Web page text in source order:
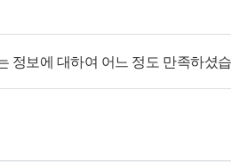
정보에 대하여 어느 정도 만족하셨